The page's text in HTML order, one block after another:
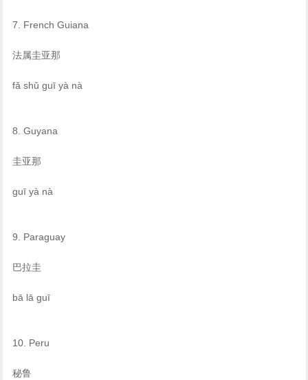
7. French Guiana
法属圭亚那
fǎ shǔ guī yà nà
8. Guyana
圭亚那
guī yà nà
9. Paraguay
巴拉圭
bā lā guī
10. Peru
秘鲁